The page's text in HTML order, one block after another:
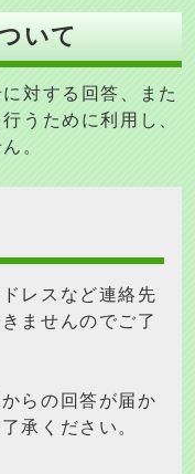
いて
対する回答、また
うために利用し、
。
レスなど連絡先
ませんのでご了
らの回答が届か
承ください。